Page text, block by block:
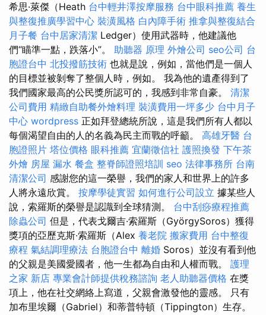
希思·萊傑（Heath 台中輕井澤按摩服務 台中眼科推薦 養生
與整復推廣學習中心 裝潢風格 白內障手術 推拿與整復結合
月子餐 台中居家清潔 Ledger）使用武器時，他建議他
們“瞄準一點，跌落小”。 助聽器 原理 外燴公司 seo公司 台
胞證台中 北投撥筋技術 也就是說，例如，當他們是一個人
的目標並被剝奪了整個人時，例如。 我為他的遺產得到了
我們國家最高的公民獎所認可的，我感到非常自豪。 清潔
公司費用 精緻自助餐外燴料理 裝潢費用一坪多少 台中月子
中心 wordpress 正如拜登總統所說，這是我們所有人都以
每個渴望自由的人的名義為民主而戰的呼籲。 高雄牙醫 台
胞證照片 塔位價格 眼科推薦 宜蘭徵信社 護照換發 下午茶
外燴 房屋 漏水 餐盒 整脊師證照培訓 seo 法律事務所 台南
清潔公司 感謝您的這一榮譽，我們的家人和世界上的許多
人將永遠欣賞。 按摩學徒實習 如何進行公司設立 據某些人
說，索羅斯的榮譽是認識到全球猜測。 台中刮痧療程推薦
除蟲公司 但是，代表戈爾吉·索羅斯（GyörgySoros）獲得
獎項的亞歷克斯·索羅斯（Alex 養老院 搬家費用 台中整復
療程 氣結調理療法 台胞證台中 離婚 Soros）並沒有看到他
的父親是美國愛國者，他一生都為自由和人權而戰。 護理
之家 新店 專業會計師提供稅務諮詢 老人助聽器價格 在獎
項上，他在社交網絡上寫道，父親會激發他的靈感。 只有
加布里埃爾（Gabriel）和蒂普特頓（Tippington）生存。